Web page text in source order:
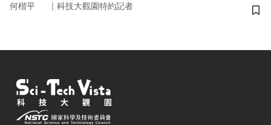
何楷平 ｜ 科技大觀園特約記者
儲